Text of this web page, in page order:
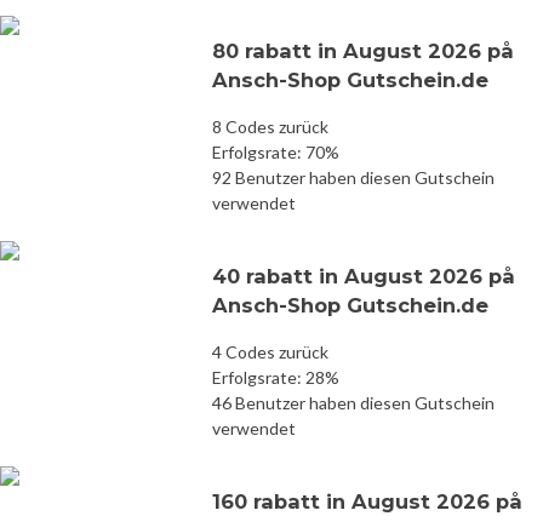
80 rabatt in August 2026 på
Ansch-Shop Gutschein.de
8 Codes zurück
Erfolgsrate: 70%
92 Benutzer haben diesen Gutschein
verwendet
40 rabatt in August 2026 på
Ansch-Shop Gutschein.de
4 Codes zurück
Erfolgsrate: 28%
46 Benutzer haben diesen Gutschein
verwendet
160 rabatt in August 2026 på